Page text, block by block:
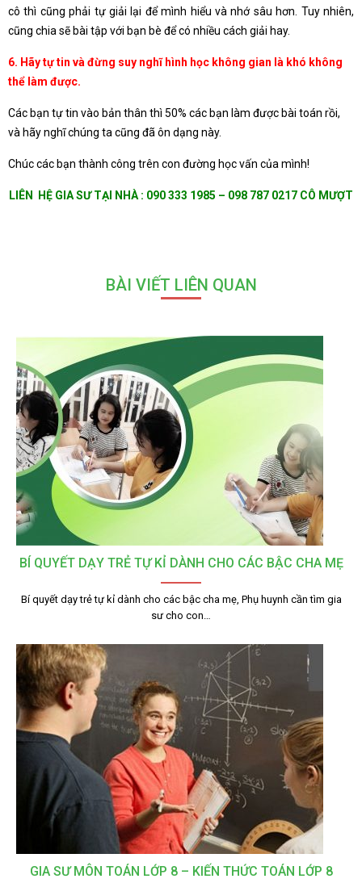
cô thì cũng phải tự giải lại để mình hiểu và nhớ sâu hơn. Tuy nhiên,
cũng chia sẽ bài tập với bạn bè để có nhiều cách giải hay.
6. Hãy tự tin và đừng suy nghĩ hình học không gian là khó không
thể làm được.
Các bạn tự tin vào bản thân thì 50% các bạn làm được bài toán rồi,
và hãy nghĩ chúng ta cũng đã ôn dạng này.
Chúc các bạn thành công trên con đường học vấn của mình!
LIÊN HỆ GIA SƯ TẠI NHÀ : 090 333 1985 – 098 787 0217 CÔ MƯỢT
BÀI VIẾT LIÊN QUAN
BÍ QUYẾT DẠY TRẺ TỰ KỈ DÀNH CHO CÁC BẬC CHA MẸ
Bí quyết dạy trẻ tự kỉ dành cho các bậc cha mẹ, Phụ huynh cần tìm gia
sư cho con…
GIA SƯ MÔN TOÁN LỚP 8 – KIẾN THỨC TOÁN LỚP 8